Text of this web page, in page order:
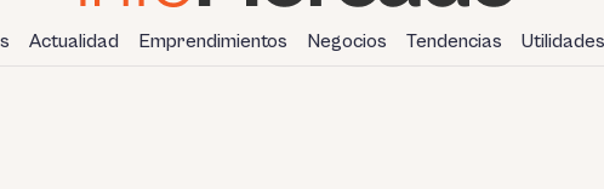
Actualidad Emprendimientos Negocios Tendencias Utilidades